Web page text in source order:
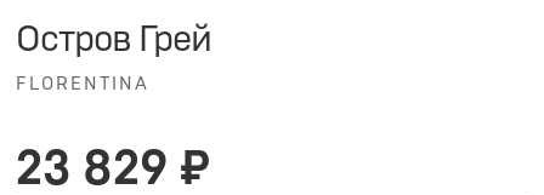
Остров Грей
FLORENTINA
23 829 ₽